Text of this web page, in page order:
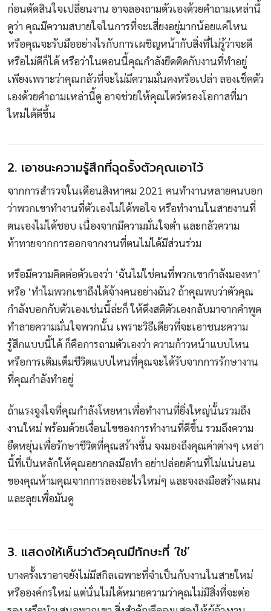
ก่อนตัดสินใจเปลี่ยนงาน อาจลองถามตัวเองด้วยคำถามเหล่านี้
ดูว่า คุณมีความสบายใจในการที่จะเสี่ยงอยู่มากน้อยแค่ไหน
หรือคุณจะรับมืออย่างไรกับการเผชิญหน้ากับสิ่งที่ไม่รู้ว่าจะดี
หรือไม่ดีก็ได้ หรือว่าในตอนนี้คุณกำลังยึดติดกับงานที่ทำอยู่
เพียงเพราะว่าคุณกลัวที่จะไม่มีความมั่นคงหรือเปล่า ลองเช็คตัว
เองด้วยคำถามเหล่านี้ดู อาจช่วยให้คุณไตร่ตรองโอกาสที่มา
ใหม่ได้ดีขึ้น
2. เอาชนะความรู้สึกที่ฉุดรั้งตัวคุณเอาไว้
จากการสำรวจในเดือนสิงหาคม 2021 คนทำงานหลายคนบอก
ว่าพวกเขาทำงานที่ตัวเองไม่ได้พอใจ หรือทำงานในสายงานที่
ตนเองไม่ได้ชอบ เนื่องจากมีความมั่นใจต่ำ และกลัวความ
ท้าทายจากการออกจากงานที่ตนไม่ได้มีส่วนร่วม
หรือมีความคิดต่อตัวเองว่า ‘ฉันไม่ใช่คนที่พวกเขากำลังมองหา’
หรือ ‘ทำไมพวกเขาถึงได้จ้างคนอย่างฉัน? ถ้าคุณพบว่าตัวคุณ
กำลังบอกกับตัวเองเช่นนี้ล่ะก็ ให้ดึงสติตัวเองกลับมาจากคำพูด
ทำลายความมั่นใจพวกนั้น เพราะวิธีเดียวที่จะเอาชนะความ
รู้สึกแบบนี้ได้ ก็คือการถามตัวเองว่า ความก้าวหน้าแบบไหน
หรือการเติมเต็มชีวิตแบบไหนที่คุณจะได้รับจากการรักษางาน
ที่คุณกำลังทำอยู่
ถ้าแรงจูงใจที่คุณกำลังโหยหาเพื่อทำงานที่ยิ่งใหญ่นั้นรวมถึง
งานใหม่ พร้อมด้วยเงื่อนไขของการทำงานที่ดีขึ้น รวมถึงความ
ยืดหยุ่นเพื่อรักษาชีวิตที่คุณสร้างขึ้น จงมองถึงคุณค่าต่างๆ เหล่า
นี้ที่เป็นหลักให้คุณอยากลงมือทำ อย่าปล่อยด้านที่ไม่แน่นอน
ของคุณห้ามคุณจากการลองอะไรใหม่ๆ และจงลงมือสร้างแผน
และลุยเพื่อมันดู
3. แสดงให้เห็นว่าตัวคุณมีทักษะที่ ‘ใช่’
บางครั้งเราอาจยังไม่มีสกิลเฉพาะที่จำเป็นกับงานในสายใหม่
หรือองค์กรใหม่ แต่นั่นไม่ได้หมายความว่าคุณไม่มีสิ่งที่จะต่อ